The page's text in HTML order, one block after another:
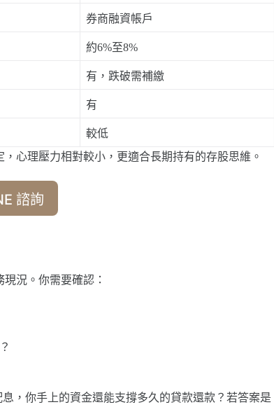
券商融資帳戶
約6%至8%
有，跌破需補繳
有
較低
心理壓力相對較小，更適合長期持有的存股思維。
諮詢
況。你需要確認：
，你手上的資金還能支撐多久的貸款還款？若答案是